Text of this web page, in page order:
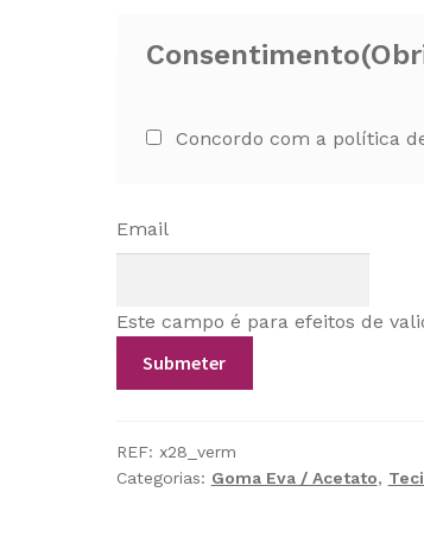
Consentimento
Concordo com a política
Email
Este campo é para efeitos de
REF: x28_verm
Categorias: Goma Eva / Acetato,